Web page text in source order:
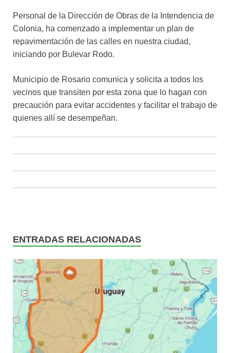
Personal de la Dirección de Obras de la Intendencia de
Colonia, ha comenzado a implementar un plan de
repavimentación de las calles en nuestra ciudad,
iniciando por Bulevar Rodo.
Municipio de Rosario comunica y solicita a todos los
vecinos que transiten por esta zona que lo hagan con
precaución para evitar accidentes y facilitar el trabajo de
quienes allí se desempeñan.
ENTRADAS RELACIONADAS